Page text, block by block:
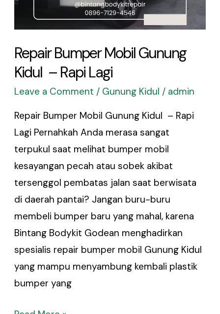
Repair Bumper Mobil Gunung
Kidul – Rapi Lagi
Leave a Comment / Gunung Kidul / admin
Repair Bumper Mobil Gunung Kidul – Rapi
Lagi Pernahkah Anda merasa sangat
terpukul saat melihat bumper mobil
kesayangan pecah atau sobek akibat
tersenggol pembatas jalan saat berwisata
di daerah pantai? Jangan buru-buru
membeli bumper baru yang mahal, karena
Bintang Bodykit Godean menghadirkan
spesialis repair bumper mobil Gunung Kidul
yang mampu menyambung kembali plastik
bumper yang